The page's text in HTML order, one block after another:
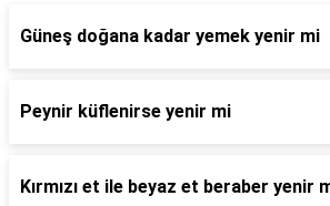
Güneş doğana kadar yemek yenir mi
Peynir küflenirse yenir mi
Kırmızı et ile beyaz et beraber yenir